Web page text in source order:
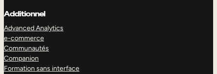
Additionnel
Advanced Analytics
e-commerce
Communautés
Companion
Formation sans interface